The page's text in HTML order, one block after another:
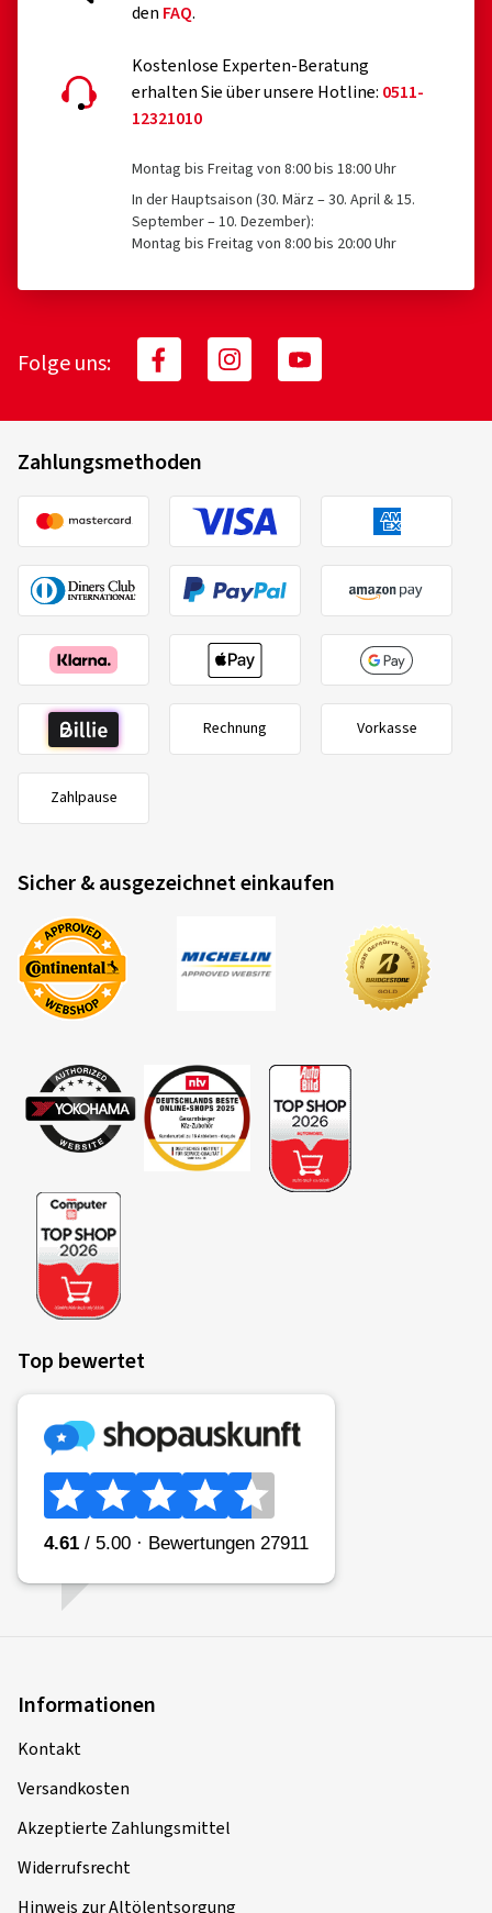
den FAQ.
Kostenlose Experten-Beratung
erhalten Sie über unsere Hotline: 0511-
12321010
Montag bis Freitag von 8:00 bis 18:00 Uhr
In der Hauptsaison (30. März – 30. April & 15.
September – 10. Dezember):
Montag bis Freitag von 8:00 bis 20:00 Uhr
Folge uns:
Zahlungsmethoden
Rechnung Vorkasse
Zahlpause
Sicher & ausgezeichnet einkaufen
Top bewertet
Informationen
Kontakt
Versandkosten
Akzeptierte Zahlungsmittel
Widerrufsrecht
Hinweis zur Altölentsorgung